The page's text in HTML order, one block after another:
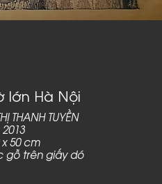
lớn Hà Nội
THANH TUYỀN
2013
x 50 cm
gỗ trên giấy dó